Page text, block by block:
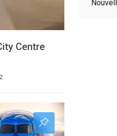
Centre